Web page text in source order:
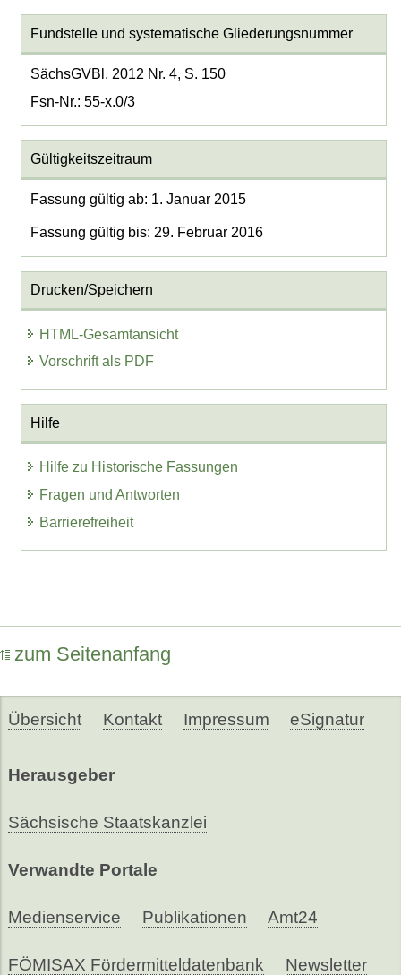
Fundstelle und systematische Gliederungsnummer
SächsGVBl. 2012 Nr. 4, S. 150
Fsn-Nr.: 55-x.0/3
Gültigkeitszeitraum
Fassung gültig ab: 1. Januar 2015
Fassung gültig bis: 29. Februar 2016
Drucken/Speichern
HTML-Gesamtansicht
Vorschrift als PDF
Hilfe
Hilfe zu Historische Fassungen
Fragen und Antworten
Barrierefreiheit
zum Seitenanfang
Übersicht Kontakt Impressum eSignatur
Herausgeber
Sächsische Staatskanzlei
Verwandte Portale
Medienservice Publikationen Amt24
FÖMISAX Fördermitteldatenbank Newsletter